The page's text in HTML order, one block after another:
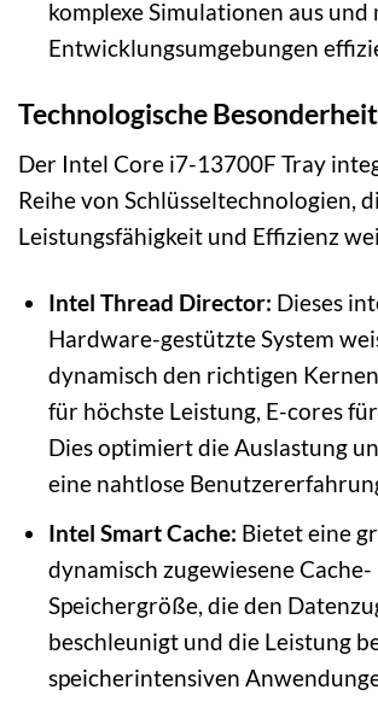
komplexe Simulationen aus und
Entwicklungsumgebungen
Technologische
Der Intel Core i7-13700F Tray
Reihe von Schlüsseltechnologien,
Leistungsfähigkeit und Effizienz
Intel Thread Director: Dieses
Hardware-gestützte System
dynamisch den richtigen
für höchste Leistung, E-cores
Dies optimiert die Auslastung
eine nahtlose
Intel Smart Cache: Bietet eine
dynamisch zugewiesene Cache-
Speichergröße, die den
beschleunigt und die Leistung
speicherintensiven